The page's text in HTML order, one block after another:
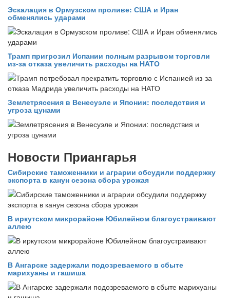
Эскалация в Ормузском проливе: США и Иран
обменялись ударами
Трамп пригрозил Испании полным разрывом торговли
из‑за отказа увеличить расходы на НАТО
Землетрясения в Венесуэле и Японии: последствия и
угроза цунами
Новости Приангарья
Сибирские таможенники и аграрии обсудили поддержку
экспорта в канун сезона сбора урожая
В иркутском микрорайоне Юбилейном благоустраивают
аллею
В Ангарске задержали подозреваемого в сбыте
марихуаны и гашиша